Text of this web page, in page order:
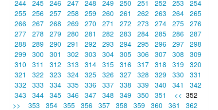
244 245 246 247 248 249 250 251 252 253
254
255 256 257 258 259 260 261 262 263 264 265
266 267 268 269 270 271 272 273 274 275 276
277 278 279 280 281 282 283 284 285 286 287
288
289 290 291 292 293 294 295 296 297 298
299 300 301 302 303 304 305 306 307 308
309
310
311 312 313 314 315 316 317 318 319 320
321
322 323 324 325 326 327 328 329 330
331
332
333 334 335 336 337 338 339 340 341
342
343
344 345 346 347 348 349 350 351 << 352
>>
353 354 355 356 357 358 359 360 361
362